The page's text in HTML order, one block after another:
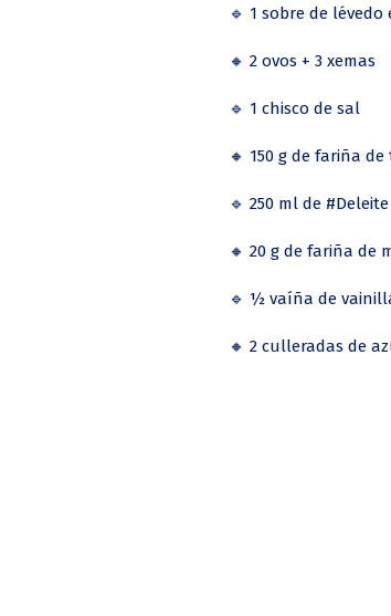
🔹 1 sobre de lévedo
🔸 2 ovos + 3 xemas
🔹 1 chisco de sal
🔸 150 g de fariña de
🔹 250 ml de #Deleite
🔸 20 g de fariña de
🔹 ½ vaíña de
🔸 2 culleradas de